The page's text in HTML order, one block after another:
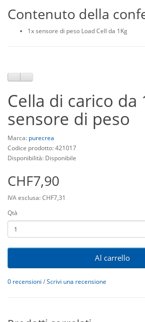
Contenuto della
1x sensore di peso Load Cell da 1Kg
Cella di carico da
sensore di peso
Marca: purecrea
Codice prodotto: 421017
Disponibilità: Disponibile
CHF7,90
IVA esclusa: CHF7,31
Qtà
Al carrello
0 recensioni /Scrivi una recensione